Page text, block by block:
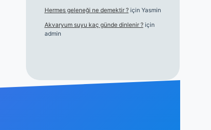
Hermes geleneği ne demektir ?için Yasmin
Akvaryum suyu kaç günde dinlenir ?için
admin